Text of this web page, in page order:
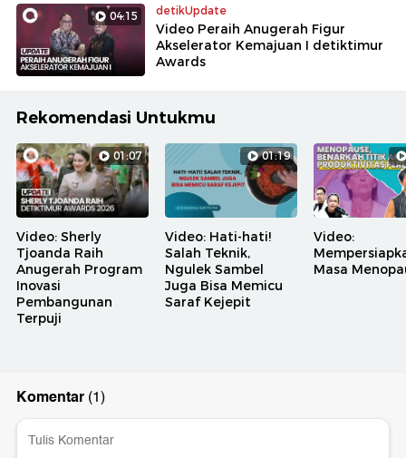
04:15 detikUpdate
Video Peraih Anugerah Figur
Akselerator Kemajuan I detiktimur
Awards
Rekomendasi Untukmu
01:07
Video: Sherly
Tjoanda Raih
Anugerah Program
Inovasi
Pembangunan
Terpuji
01:19
Video: Hati-hati!
Salah Teknik,
Ngulek Sambel
Juga Bisa Memicu
Saraf Kejepit
Video:
Masa